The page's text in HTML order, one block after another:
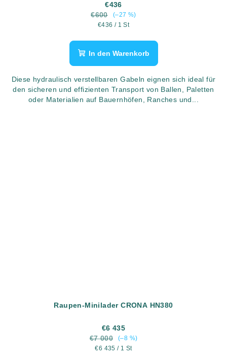
€436
€600
(–27 %)
Verkaufspreis:
€436 / 1 St
In den Warenkorb
Diese hydraulisch verstellbaren Gabeln eignen sich ideal für
den sicheren und effizienten Transport von Ballen, Paletten
oder Materialien auf Bauernhöfen, Ranches und...
Raupen-Minilader CRONA HN380
€6 435
€7 000
(–8 %)
Verkaufspreis:
€6 435 / 1 St